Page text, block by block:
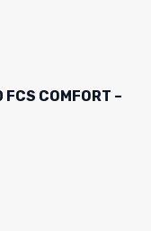
COMFORT –